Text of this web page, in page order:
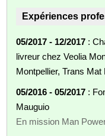
Expériences
05/2017 - 12/2017 :
livreur chez Veolia
Montpellier, Trans
05/2016 - 05/2017 :
Mauguio
En mission Man